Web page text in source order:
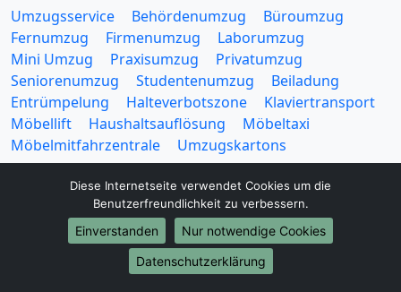
Umzugsservice Behördenumzug
Büroumzug
Fernumzug
Firmenumzug
Laborumzug
Mini Umzug
Praxisumzug
Privatumzug
Seniorenumzug
Studentenumzug
Beiladung
Entrümpelung
Halteverbotszone
Klaviertransport
Möbellift
Haushaltsauflösung
Möbeltaxi
Möbelmitfahrzentrale
Umzugskartons
Europa-Umzüge
Diese Internetseite verwendet Cookies um die
Benutzerfreundlichkeit zu verbessern.
Einverstanden
Nur notwendige Cookies
Datenschutzerklärung